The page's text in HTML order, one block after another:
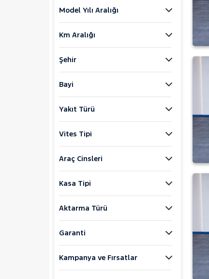
DOKKER
DUSTER
LOGAN
R
0.9 TURBO STEPWAY
FIAT
FORD
Foton
ISUZU
Iveco
Jaecoo
Model Yılı Aralığı
Km Aralığı
Şehir
Bayi
Yakıt Türü
Vites Tipi
Araç Cinsleri
Kasa Tipi
Aktarma Türü
Garanti
Kampanya ve Fırsatlar